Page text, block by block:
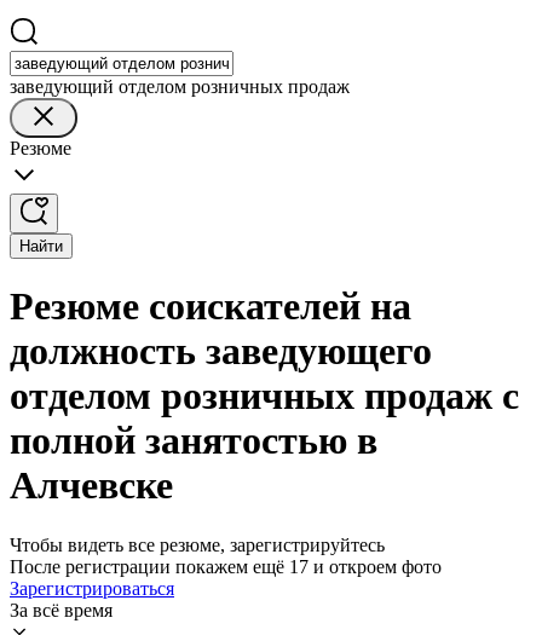
заведующий отделом розничных продаж
Резюме
Найти
Резюме соискателей на
должность заведующего
отделом розничных продаж с
полной занятостью в
Алчевске
Чтобы видеть все резюме, зарегистрируйтесь
После регистрации покажем ещё 17 и откроем фото
Зарегистрироваться
За всё время